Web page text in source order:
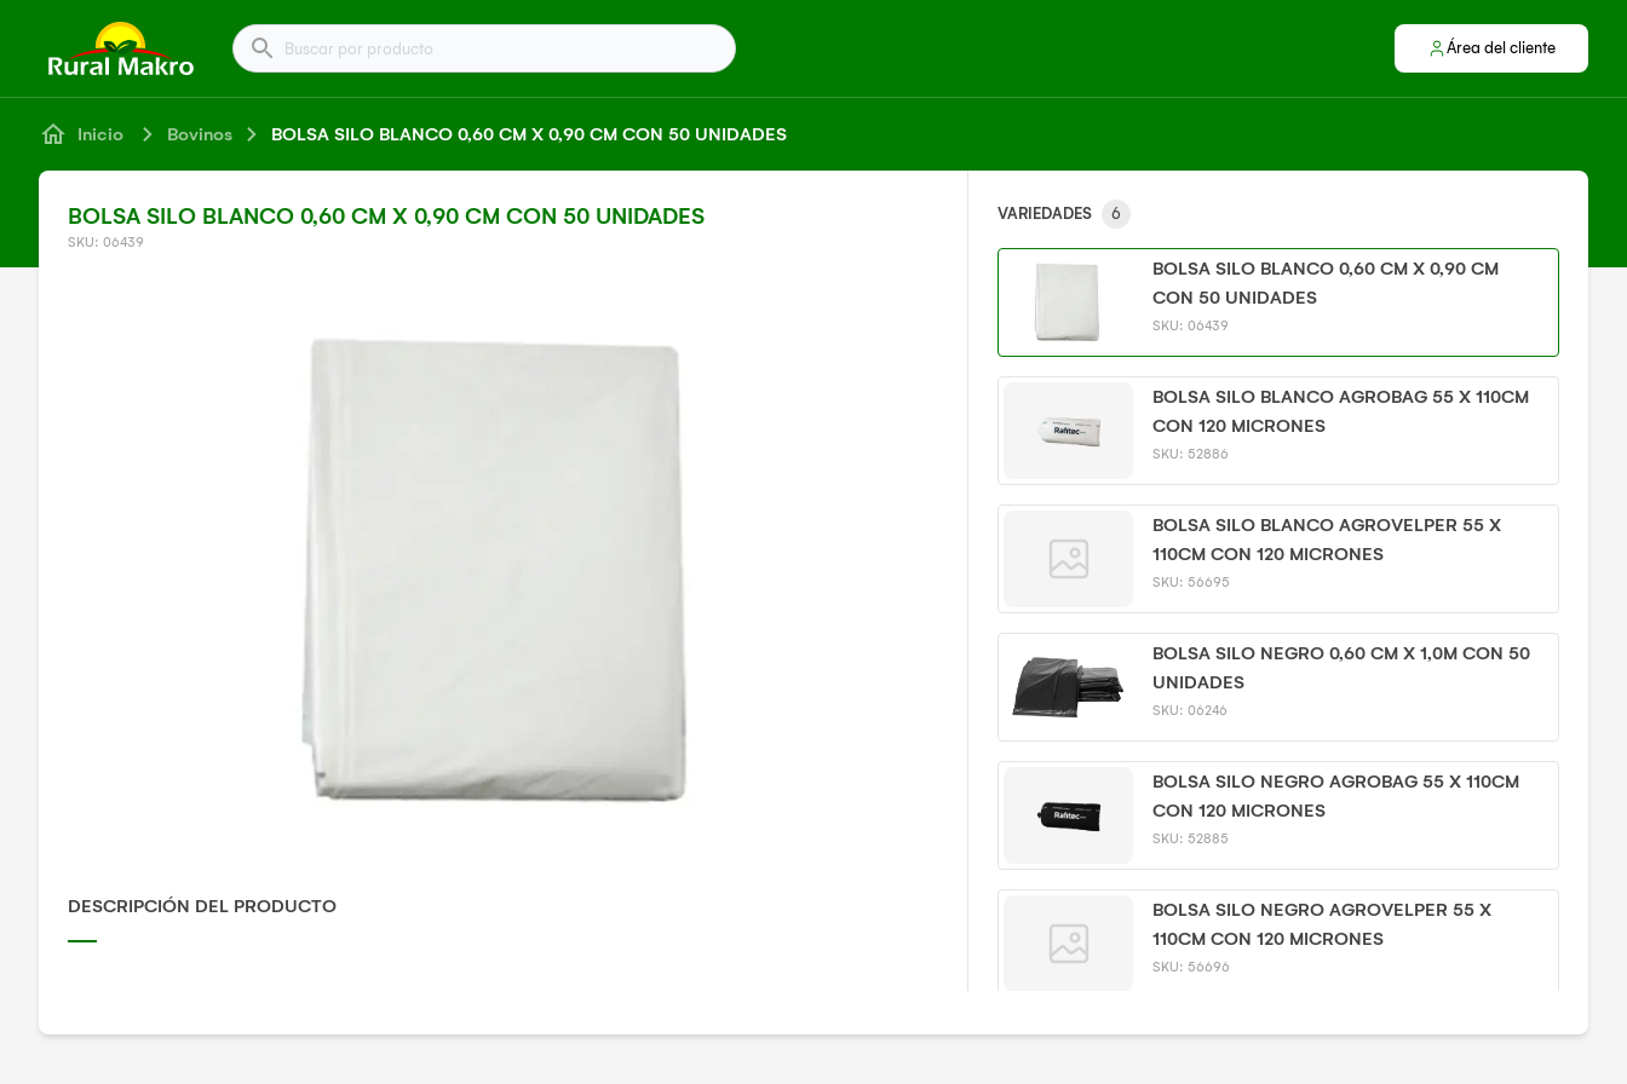
Buscar por producto Área del cliente
Inicio Bovinos BOLSA SILO BLANCO 0,60 CM X 0,90 CM CON 50 UNIDADES
BOLSA SILO BLANCO 0,60 CM X 0,90 CM CON 50 UNIDADES
SKU: 06439
DESCRIPCIÓN DEL PRODUCTO
VARIEDADES 6
BOLSA SILO BLANCO 0,60 CM X 0,90 CM
CON 50 UNIDADES
SKU:06439
BOLSA SILO BLANCO AGROBAG 55 X 110CM
CON 120 MICRONES
SKU:52886
BOLSA SILO BLANCO AGROVELPER 55 X
110CM CON 120 MICRONES
SKU:56695
BOLSA SILO NEGRO 0,60 CM X 1,0M CON 50
UNIDADES
SKU:06246
BOLSA SILO NEGRO AGROBAG 55 X 110CM
CON 120 MICRONES
SKU:52885
BOLSA SILO NEGRO AGROVELPER 55 X
110CM CON 120 MICRONES
SKU:56696